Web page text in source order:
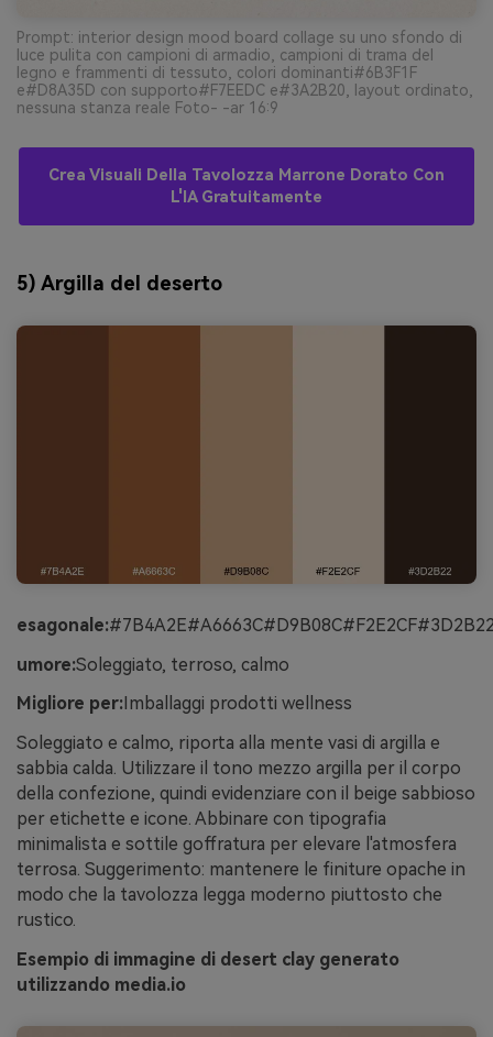
Prompt: interior design mood board collage su uno sfondo di
luce pulita con campioni di armadio, campioni di trama del
legno e frammenti di tessuto, colori dominanti#6B3F1F
e#D8A35D con supporto#F7EEDC e#3A2B20, layout ordinato,
nessuna stanza reale Foto- -ar 16:9
Crea Visuali Della Tavolozza Marrone Dorato Con
L'IA Gratuitamente
5) Argilla del deserto
esagonale:
umore:Soleggiato, terroso, calmo
Migliore per: Imballaggi prodotti wellness
Soleggiato e calmo, riporta alla mente vasi di argilla e
sabbia calda. Utilizzare il tono mezzo argilla per il corpo
della confezione, quindi evidenziare con il beige sabbioso
per etichette e icone. Abbinare con tipografia
minimalista e sottile goffratura per elevare l'atmosfera
terrosa. Suggerimento: mantenere le finiture opache in
modo che la tavolozza legga moderno piuttosto che
rustico.
Esempio di immagine di desert clay generato
utilizzando media.io